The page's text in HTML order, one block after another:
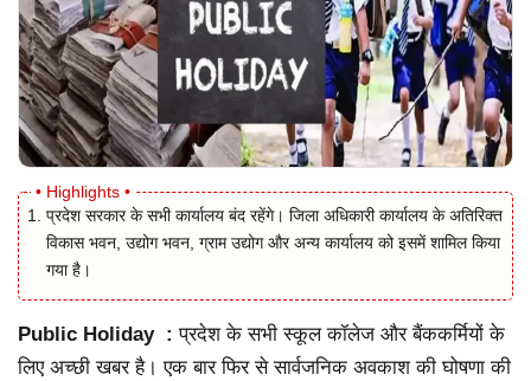
प्रदेश सरकार के सभी कार्यालय बंद रहेंगे। जिला अधिकारी कार्यालय के अतिरिक्त
विकास भवन, उद्योग भवन, ग्राम उद्योग और अन्य कार्यालय को इसमें शामिल किया
गया है।
Public Holiday :प्रदेश के सभी स्कूल कॉलेज और बैंककर्मियों के
लिए अच्छी खबर है। एक बार फिर से सार्वजनिक अवकाश की घोषणा की